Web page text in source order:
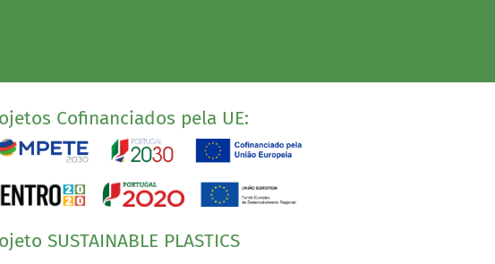
Cofinanciados pela UE:
SUSTAINABLE PLASTICS